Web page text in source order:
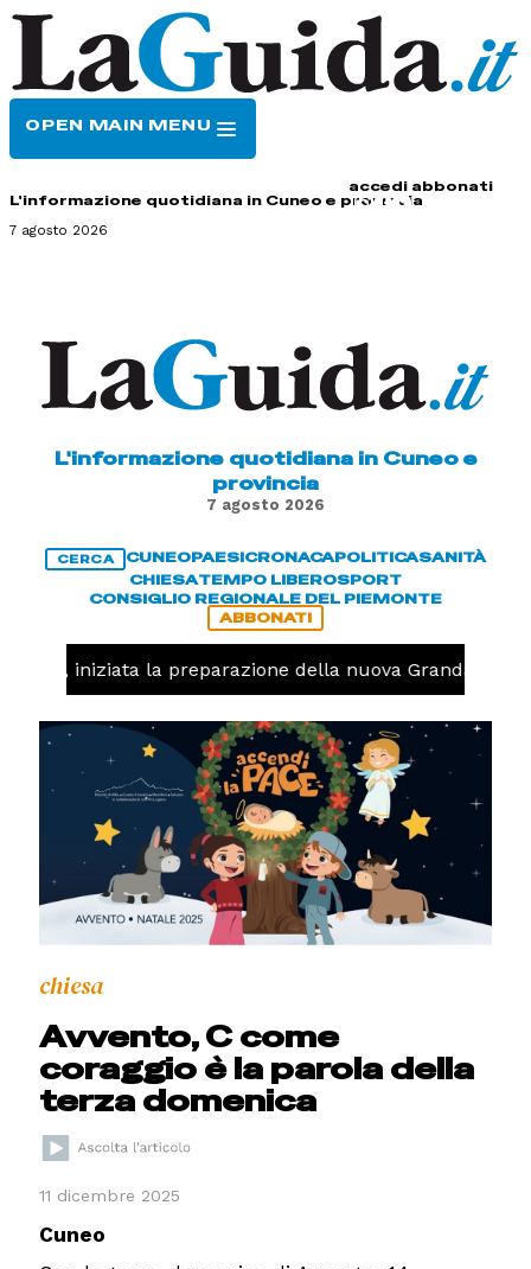
OPEN MAIN MENU
accedi abbonati
L'informazione quotidiana in Cuneo e provincia
7 agosto 2026
L'informazione quotidiana in Cuneo e
provincia
7 agosto 2026
CERCA CUNEOPAESICRONACAPOLITICASANITÀ
CHIESATEMPO LIBEROSPORT
CONSIGLIO REGIONALE DEL PIEMONTE
ABBONATI
iniziata la preparazione della nuova Granda Volley
chiesa
Avvento, C come
coraggio è la parola della
terza domenica
11 dicembre 2025
Cuneo